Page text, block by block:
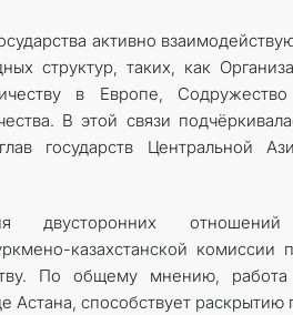
активно
структур, таких, как
в Европе,
В этой связи
государств Центральной
двусторонних отношений
казахстанской
По общему мнению,
Астана, способствует